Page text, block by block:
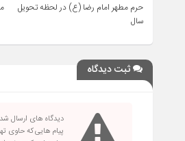
حرم مطهر امام رضا (ع) در لحظه تحویل
سال
ثبت دیدگاه
دیدگاه های ارسال
پیام هایی که حاوی